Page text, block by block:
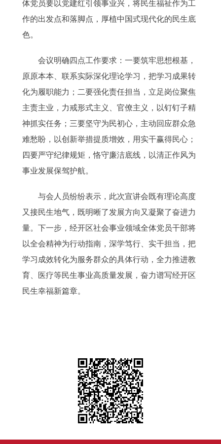
体党员要以党建红引领事业兴，将民生福祉作为工
作的出发点和落脚点，厚植中国式现代化的民生底
色。
会议明确四点工作要求：一要筑牢思想根基，
原原本本、联系实际深化理论学习，把学习成果转
化为履职能力；二要强化责任担当，立足岗位聚焦
主责主业，力戒形式主义、官僚主义，以钉钉子精
神抓实任务；三要坚守为民初心，主动回应群众急
难愁盼，以创新举措提质增效，用实干赢得民心；
四要严守纪律规矩，恪守廉洁底线，以清正作风为
事业发展保驾护航。
与会人员纷纷表示，此次宣讲会既有理论高度
又接民生地气，既明晰了发展方向又凝聚了奋进力
量。下一步，经开区社会事业领域全体党员干部将
以全会精神为行动指南，深学笃行、实干担当，把
学习成效转化为服务群众的具体行动，全力推进教
育、医疗等民生事业高质量发展，奋力谱写经开区
民生幸福新篇章。